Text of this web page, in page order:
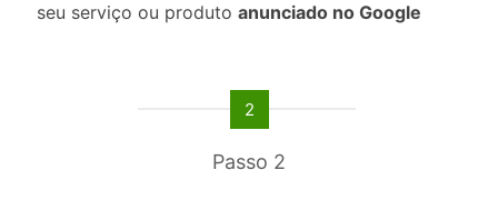
seu serviço ou produto anunciado no Google
2
Passo 2